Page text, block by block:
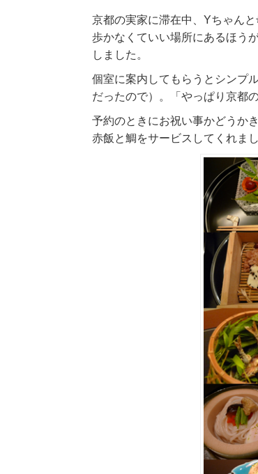
京都の実家に滞在中、Yちゃん
歩かなくていい場所にあるほう
しました。
個室に案内してもらうとシンプ
だったので）。「やっぱり京都
予約のときにお祝い事かどうか
赤飯と鯛をサービスしてくれまし